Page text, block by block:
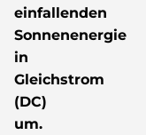
einfallenden
Sonnenenergie
in
Gleichstrom
(DC)
um.